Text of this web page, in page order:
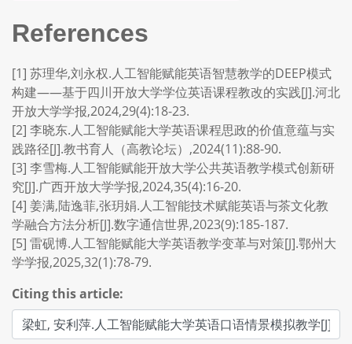
References
[1] 苏理华,刘永权.人工智能赋能英语智慧教学的DEEP模式
构建——基于四川开放大学学位英语课程教改的实践[J].河北
开放大学学报,2024,29(4):18-23.
[2] 李晓东.人工智能赋能大学英语课程思政的价值意蕴与实
践路径[J].教书育人（高教论坛）,2024(11):88-90.
[3] 李雪梅.人工智能赋能开放大学公共英语教学模式创新研
究[J].广西开放大学学报,2024,35(4):16-20.
[4] 姜满,陆逸菲,张玥娟.人工智能技术赋能英语与茶文化教
学融合方法分析[J].数字通信世界,2023(9):185-187.
[5] 雷砚博.人工智能赋能大学英语教学变革与对策[J].鄂州大
学学报,2025,32(1):78-79.
Citing this article: